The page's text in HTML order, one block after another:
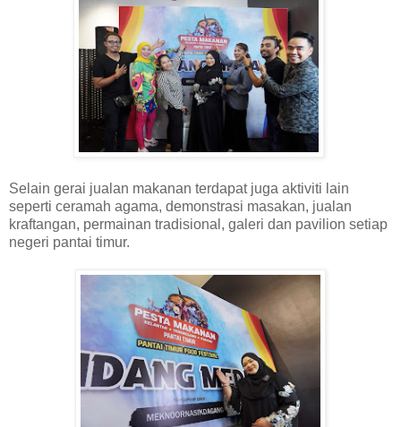
Selain gerai jualan makanan terdapat juga aktiviti lain
seperti ceramah agama, demonstrasi masakan, jualan
kraftangan, permainan tradisional, galeri dan pavilion setiap
negeri pantai timur.